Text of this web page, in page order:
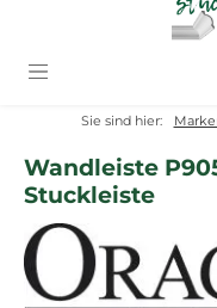
Sie sind hier:
Wandleiste
Stuckleiste